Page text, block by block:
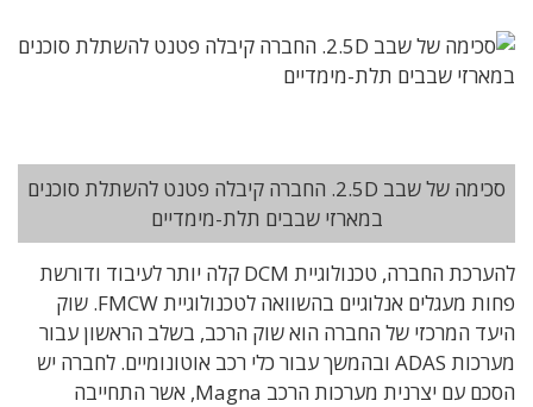
סכימה של שבב 2.5D. החברה קיבלה פטנט להשתלת סוכנים
במארזי שבבים תלת-מימדיים
להערכת החברה, טכנולוגיית DCM קלה יותר לעיבוד ודורשת
פחות מעגלים אנלוגיים בהשוואה לטכנולוגיית FMCW. שוק
היעד המרכזי של החברה הוא שוק הרכב, בשלב הראשון עבור
מערכות ADAS ובהמשך עבור כלי רכב אוטונומיים. לחברה יש
הסכם עם יצרנית מערכות הרכב Magna, אשר התחייבה